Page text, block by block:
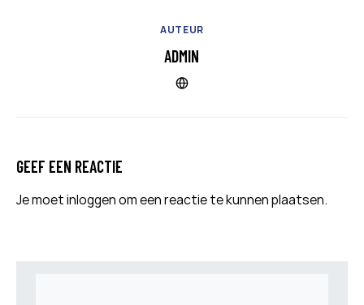
AUTEUR
ADMIN
GEEF EEN REACTIE
Je moetinloggenom een reactie te kunnen plaatsen.